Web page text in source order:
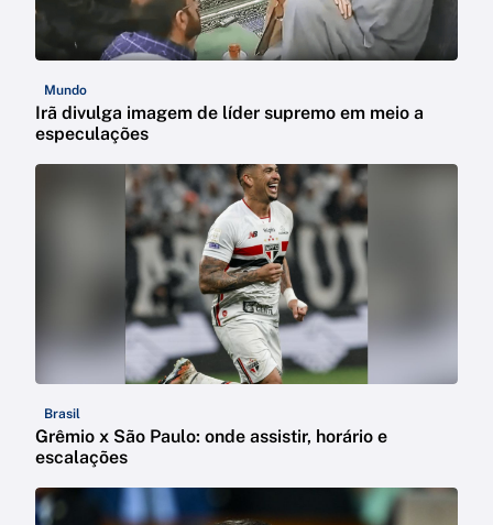
Mundo
Irã divulga imagem de líder supremo em meio a
especulações
Brasil
Grêmio x São Paulo: onde assistir, horário e
escalações